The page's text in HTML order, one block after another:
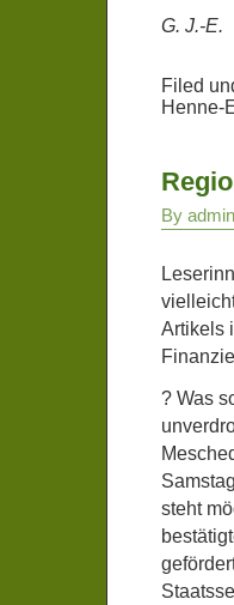
G. J.-E.
Filed
Henne-
By
Artikels
? Was
steht